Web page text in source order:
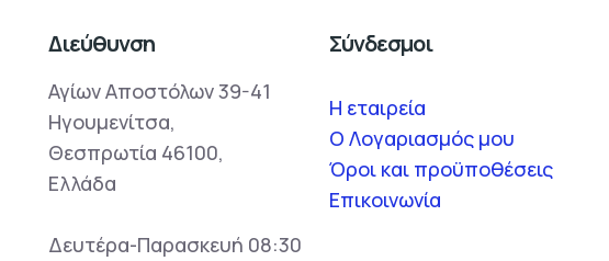
Διεύθυνση
Αγίων Αποστόλων 39-41
Ηγουμενίτσα,
Θεσπρωτία 46100,
Ελλάδα
Δευτέρα-Παρασκευή 08:30
Σύνδεσμοι
Η εταιρεία
O Λογαριασμός μου
Όροι και προϋποθέσεις
Επικοινωνία